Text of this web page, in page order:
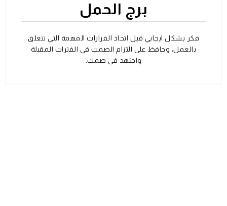
برج الحمل
فكر بشكل ايجابي قبل اتخاذ القرارات المهمة التي تتعلق
بالعمل، وحافظ على التزام الصمت في الفترات المقبلة
واجتهد في صمت.